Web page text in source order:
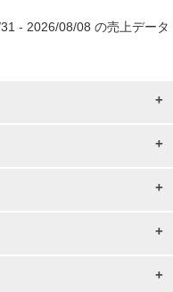
- 2026/08/08 の売上データ